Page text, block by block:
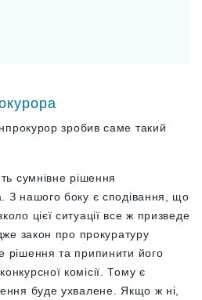
зробив саме такий
сумнівне рішення
З нашого боку є сподівання, що
цієї ситуації все ж призведе
закон про прокуратуру
рішення та припинити його
комісії. Тому є
буде ухвалене. Якщо ж ні,